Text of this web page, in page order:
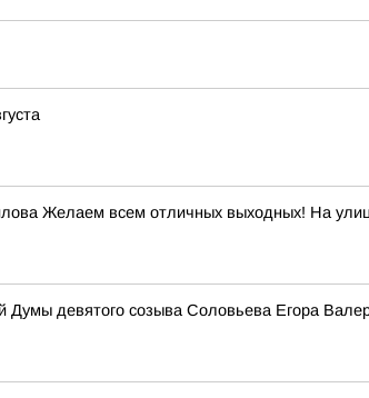
Желаем всем отличных выходных! На
Думы девятого созыва Соловьева Егора